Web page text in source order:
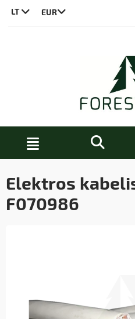
LT
Elektros
F070986